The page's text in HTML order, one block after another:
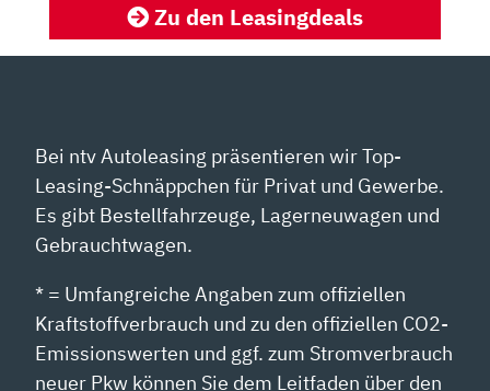
Zu den Leasingdeals
Bei ntv Autoleasing präsentieren wir Top-
Leasing-Schnäppchen für Privat und Gewerbe.
Es gibt Bestellfahrzeuge, Lagerneuwagen und
Gebrauchtwagen.
* = Umfangreiche Angaben zum offiziellen
Kraftstoffverbrauch und zu den offiziellen CO2-
Emissionswerten und ggf. zum Stromverbrauch
neuer Pkw können Sie dem Leitfaden über den